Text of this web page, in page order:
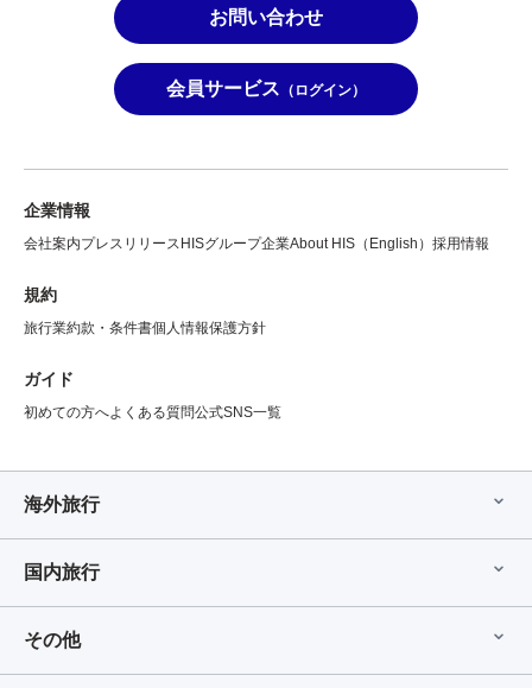
お問い合わせ
会員サービス （ログイン）
企業情報
会社案内プレスリリース HISグループ企業About HIS（English） 採用情報
規約
旅行業約款・条件書個人情報保護方針
ガイド
初めての方へよくある質問公式SNS一覧
海外旅行
国内旅行
その他